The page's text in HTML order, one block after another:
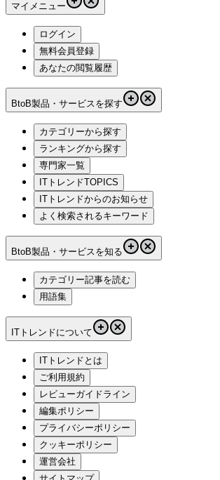
マイメニュー
ログイン
無料会員登録
あなたの閲覧履歴
BtoB製品・サービスを探す
カテゴリーから探す
ランキングから探す
専門家一覧
ITトレンドTOPICS
ITトレンドからのお知らせ
よく検索されるキーワード
BtoB製品・サービスを知る
カテゴリー記事を読む
用語集
ITトレンドについて
ITトレンドとは
ご利用規約
レビューガイドライン
編集ポリシー
プライバシーポリシー
クッキーポリシー
運営会社